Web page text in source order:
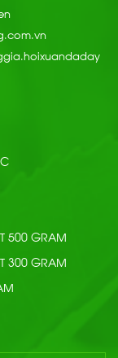
500 GRAM
300 GRAM